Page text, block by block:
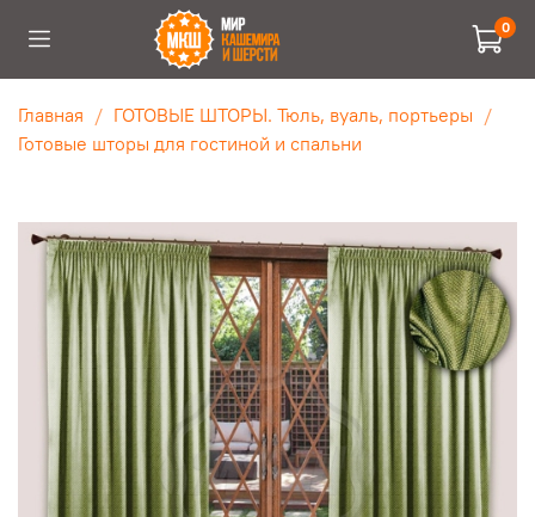
0
Главная
ГОТОВЫЕ ШТОРЫ. Тюль, вуаль, портьеры
Готовые шторы для гостиной и спальни